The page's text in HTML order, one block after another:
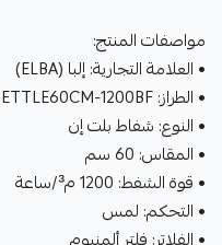
مواصفات المنتج:
• العلامة التجارية: إلبا (ELBA)
• الطراز: BETTLE60CM-1200BF
• النوع: شفاط بلت إن
• المقاس: 60 سم
• قوة الشفط: 1200 م³/ساعة
• التحكم: لمس